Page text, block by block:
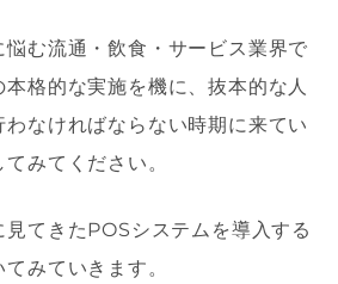
む流通・飲食・サービス業界で
格的な実施を機に、抜本的な人
なければならない時期に来てい
みてください。
てきたPOSシステムを導入する
みていきます。